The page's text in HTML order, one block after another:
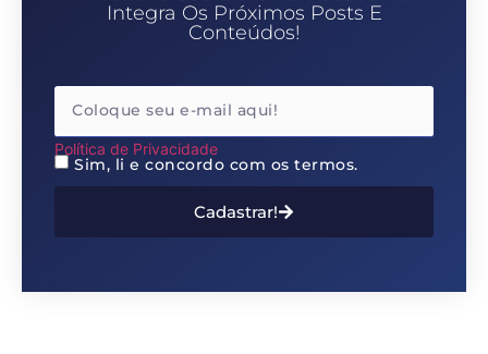
Integra Os Próximos Posts E
Conteúdos!
Política de Privacidade
Sim, li e concordo com os termos.
Cadastrar!